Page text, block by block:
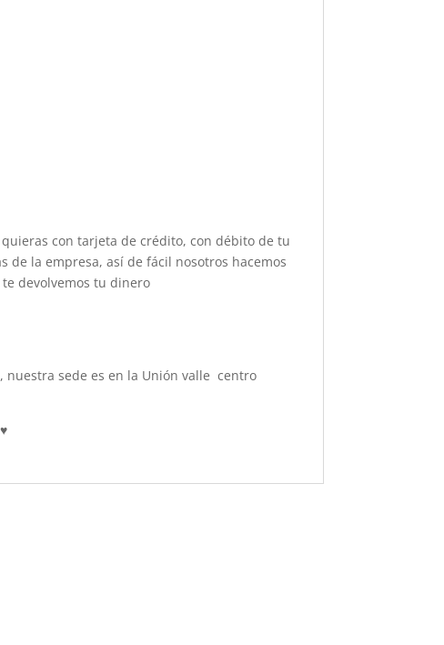
con tarjeta de crédito, con débito de tu
de la empresa, así de fácil nosotros hacemos
devolvemos tu dinero
nuestra sede es en la Unión valle centro
♥